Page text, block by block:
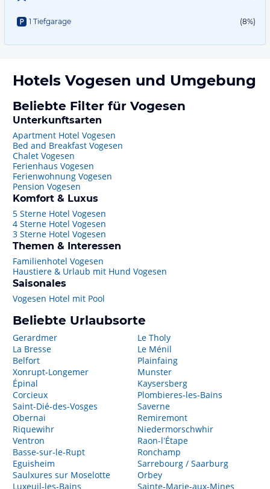
1 Tiefgarage (8%)
Hotels Vogesen und Umgebung
Beliebte Filter für Vogesen
Unterkunftsarten
Apartment Hotel Vogesen
Bed and Breakfast Vogesen
Chalet Vogesen
Ferienhaus Vogesen
Ferienwohnung Vogesen
Pension Vogesen
Komfort & Luxus
5 Sterne Hotel Vogesen
4 Sterne Hotel Vogesen
3 Sterne Hotel Vogesen
Themen & Interessen
Familienhotel Vogesen
Haustiere & Urlaub mit Hund Vogesen
Saisonales
Vogesen Hotel mit Pool
Beliebte Urlaubsorte
Gerardmer
La Bresse
Belfort
Xonrupt-Longemer
Épinal
Corcieux
Saint-Dié-des-Vosges
Obernai
Riquewihr
Ventron
Basse-sur-le-Rupt
Eguisheim
Saulxures sur Moselotte
Luxeuil-les-Bains
Le Tholy
Le Ménil
Plainfaing
Munster
Kaysersberg
Plombieres-les-Bains
Saverne
Remiremont
Niedermorschwhir
Raon-lʼÉtape
Ronchamp
Sarrebourg / Saarburg
Orbey
Sainte-Marie-aux-Mines